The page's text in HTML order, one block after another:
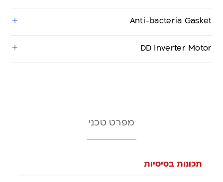
Anti-bacteria Gasket
DD Inverter Motor
מפרט טכני
תכונות בסיסיות